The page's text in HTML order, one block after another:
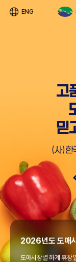
ENG
고
믿
(사)한
2026년도 도매
도매시장별 하계 휴